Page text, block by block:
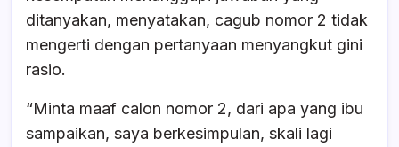
ditanyakan, menyatakan, cagub nomor 2 tidak
mengerti dengan pertanyaan menyangkut gini
rasio.
“Minta maaf calon nomor 2, dari apa yang ibu
sampaikan, saya berkesimpulan, skali lagi